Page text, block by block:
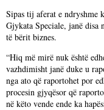
Sipas tij aferat e ndryshme
Gjykata Speciale, janë disa
të bërit biznes.
“Hiq më mirë nuk është
vazhdimisht janë duke u
nga ato që raportohet por
procesin gjyqësor që
në këto vende ende ka